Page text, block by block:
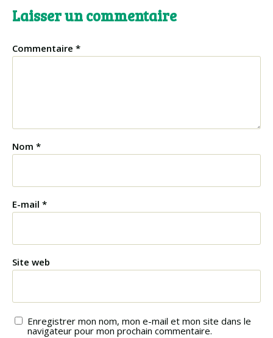
Laisser un commentaire
Commentaire *
Nom *
E-mail *
Site web
Enregistrer mon nom, mon e-mail et mon site dans le
navigateur pour mon prochain commentaire.